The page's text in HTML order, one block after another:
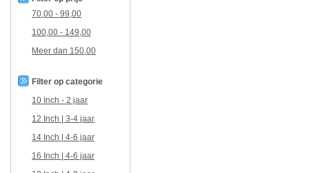
70,00 - 99,00
100,00 - 149,00
Meer dan 150,00
Filter op categorie
10 Inch - 2 jaar
12 Inch | 3-4 jaar
14 Inch | 4-6 jaar
16 Inch | 4-6 jaar